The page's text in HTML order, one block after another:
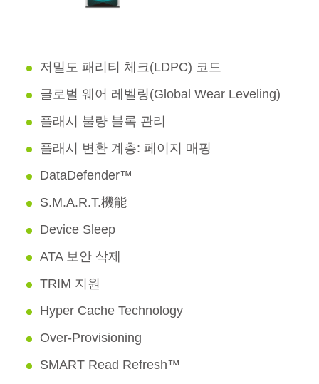
저밀도 패리티 체크(LDPC) 코드
글로벌 웨어 레벨링(Global Wear Leveling)
플래시 불량 블록 관리
플래시 변환 계층: 페이지 매핑
DataDefender™
S.M.A.R.T.機能
Device Sleep
ATA 보안 삭제
TRIM 지원
Hyper Cache Technology
Over-Provisioning
SMART Read Refresh™